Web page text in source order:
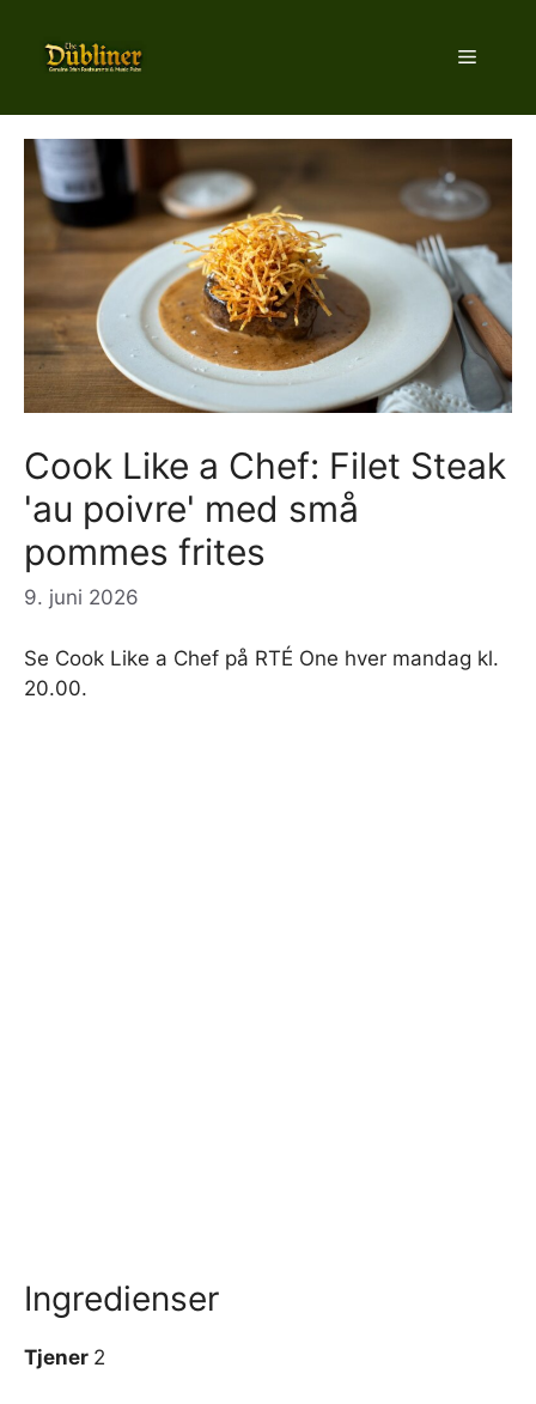
indhold
Menu
Cook Like a Chef: Filet Steak
'au poivre' med små
pommes frites
9. juni 2026
Se Cook Like a Chef på RTÉ One hver mandag kl.
20.00.
Ingredienser
Tjener 2